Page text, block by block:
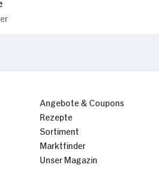
Angebote & Coupons
Rezepte
Sortiment
Marktfinder
Unser Magazin